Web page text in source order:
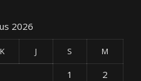
2026
K J S M
1
2